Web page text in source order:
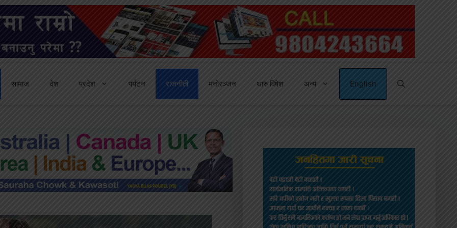
सामाज देश प्रदेश पर्यटन राजनीती मनोरञ्जन थारु विषेश अन्य English